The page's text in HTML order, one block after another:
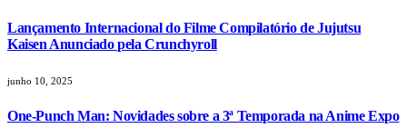
Lançamento Internacional do Filme Compilatório de Jujutsu
Kaisen Anunciado pela Crunchyroll
junho 10, 2025
One-Punch Man: Novidades sobre a 3ª Temporada na Anime Expo